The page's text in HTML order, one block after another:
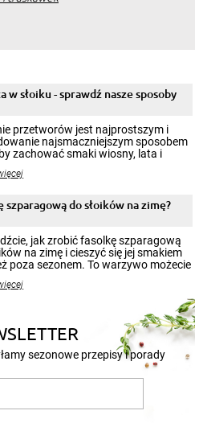
w słoiku - sprawdź nasze sposoby
przetworów jest najprostszym i
najsmaczniejszym sposobem
zachować smaki wiosny, lata i
by cieszyć nimi oko w sezonie
atmosferę cieplejszych
Przygotowanie słoików ze
które pozwolą zachować świeżość
do słoików na zimę?
jak zrobić fasolkę szparagową
na zimę i cieszyć się jej smakiem
poza sezonem. To warzywo możecie
sezonowe przepisy i porady